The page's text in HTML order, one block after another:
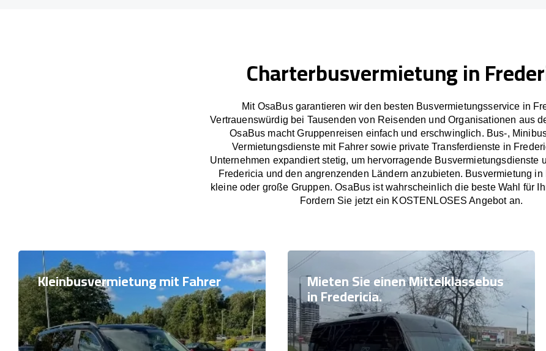
Charterbusvermietung in
Mit OsaBus garantieren wir den besten Busvermietungsservice in
Vertrauenswürdig bei Tausenden von Reisenden und Organisationen aus
OsaBus macht Gruppenreisen einfach und erschwinglich. Bus-,
Vermietungsdienste mit Fahrer sowie private Transferdienste in
Unternehmen expandiert stetig, um hervorragende Busvermietungsdienste
Fredericia und den angrenzenden Ländern anzubieten. Busvermietung in
kleine oder große Gruppen. OsaBus ist wahrscheinlich die beste Wahl für
Fordern Sie jetzt ein KOSTENLOSES Angebot an.
Kleinbusvermietung mit Fahrer Mieten Sie einen Mittelklassebus
in Fredericia.